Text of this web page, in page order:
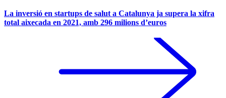
La inversió en startups de salut a Catalunya ja supera la xifra
total aixecada en 2021, amb 296 milions d’euros